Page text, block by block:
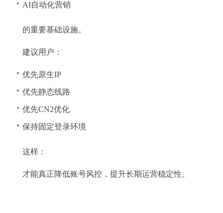
AI自动化营销
的重要基础设施。
建议用户：
优先原生IP
优先静态线路
优先CN2优化
保持固定登录环境
这样：
才能真正降低账号风控，提升长期运营稳定性。